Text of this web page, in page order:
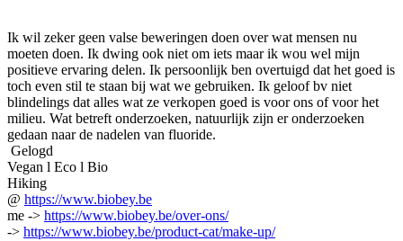
Ik wil zeker geen valse beweringen doen over wat mensen nu
moeten doen. Ik dwing ook niet om iets maar ik wou wel mijn
positieve ervaring delen. Ik persoonlijk ben overtuigd dat het goed is
toch even stil te staan bij wat we gebruiken. Ik geloof bv niet
blindelings dat alles wat ze verkopen goed is voor ons of voor het
milieu. Wat betreft onderzoeken, natuurlijk zijn er onderzoeken
gedaan naar de nadelen van fluoride.
Gelogd
Vegan l Eco l Bio
Hiking
@ https://www.biobey.be
me -> https://www.biobey.be/over-ons/
-> https://www.biobey.be/product-cat/make-up/